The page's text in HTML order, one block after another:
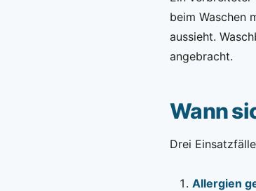
beim Waschen
aussieht.
angebracht.
Wann
Drei
Allergien